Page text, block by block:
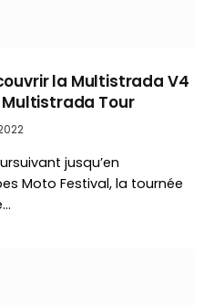
la Multistrada V4
Tour
jusqu’en
Moto Festival, la tournée